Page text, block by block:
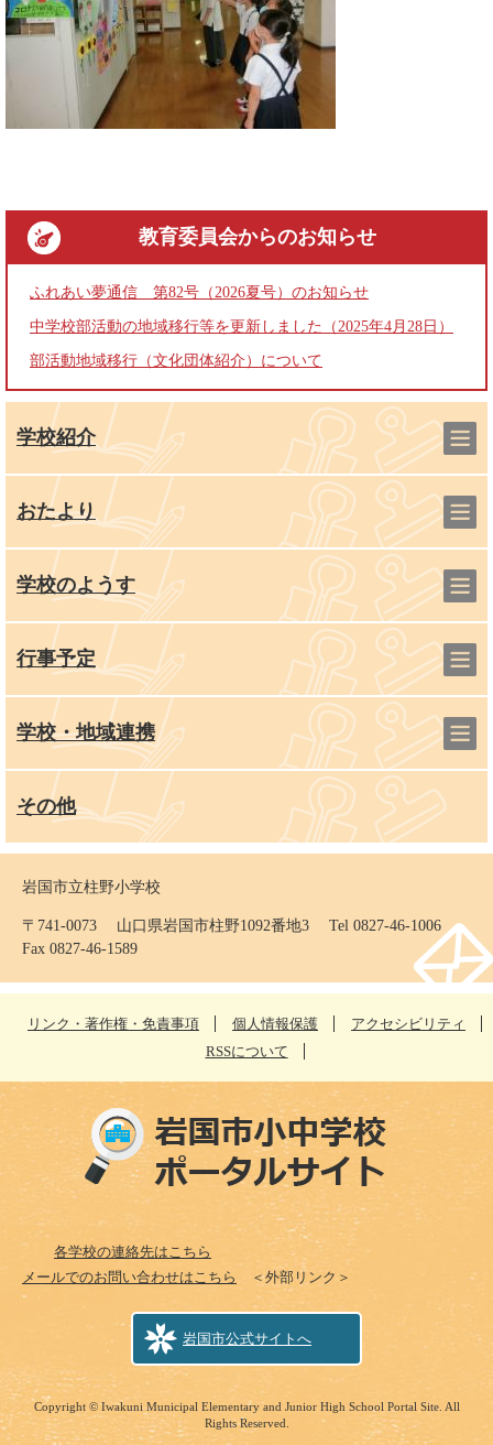
教育委員会からのお知らせ
ふれあい夢通信 第82号（2026夏号）のお知らせ
中学校部活動の地域移行等を更新しました（2025年4月28日）
部活動地域移行（文化団体紹介）について
学校紹介
おたより
学校のようす
行事予定
学校・地域連携
その他
岩国市立柱野小学校
〒741-0073 山口県岩国市柱野1092番地3 Tel 0827-46-1006
Fax 0827-46-1589
リンク・著作権・免責事項 個人情報保護
アクセシビリティ
RSSについて
各学校の連絡先はこちら
メールでのお問い合わせはこちら
＜外部リンク＞
岩国市公式サイトへ
Copyright © Iwakuni Municipal Elementary and Junior High School Portal Site. All
Rights Reserved.